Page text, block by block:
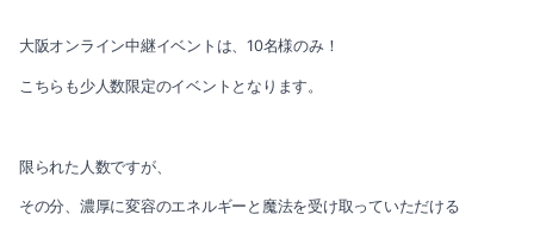
大阪オンライン中継イベントは、10名様のみ！
こちらも少人数限定のイベントとなります。
限られた人数ですが、
その分、濃厚に変容のエネルギーと魔法を受け取っていただける